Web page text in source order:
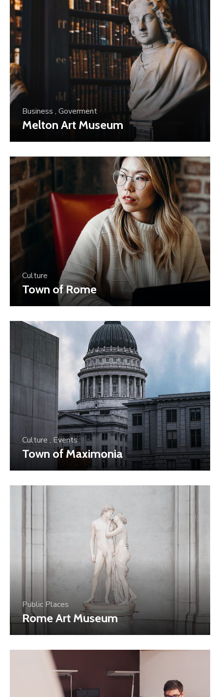
Business , Goverment
Melton Art Museum
Culture
Town of Rome
Culture , Events
Town of Maximonia
Public Places
Rome Art Museum